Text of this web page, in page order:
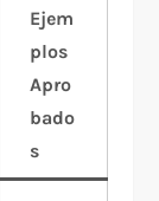
Ejem
plos
Apro
bado
s